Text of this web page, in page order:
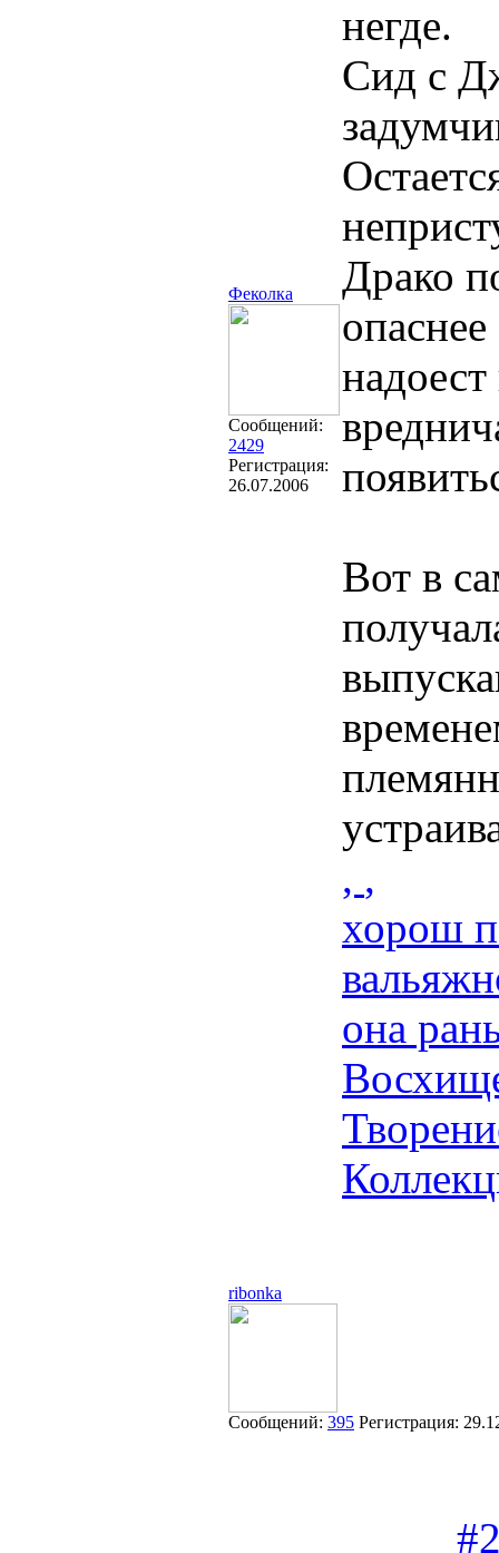
Феколка
Сообщений:
2429
Регистрация:
26.07.2006
негде.
Сид с
Драко
надоест
Вот в
, ,
хорош
она
ribonka
Сообщений: 395 Регистрация: